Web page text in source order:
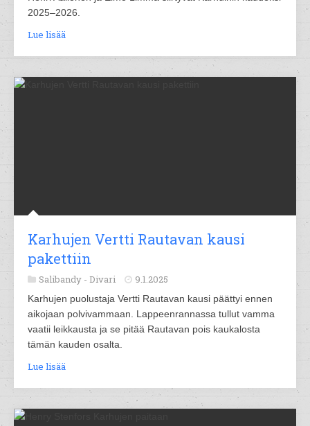
2025–2026.
Lue lisää
Karhujen Vertti Rautavan kausi
pakettiin
Salibandy - Divari 9.1.2025
Karhujen puolustaja Vertti Rautavan kausi päättyi ennen
aikojaan polvivammaan. Lappeenrannassa tullut vamma
vaatii leikkausta ja se pitää Rautavan pois kaukalosta
tämän kauden osalta.
Lue lisää